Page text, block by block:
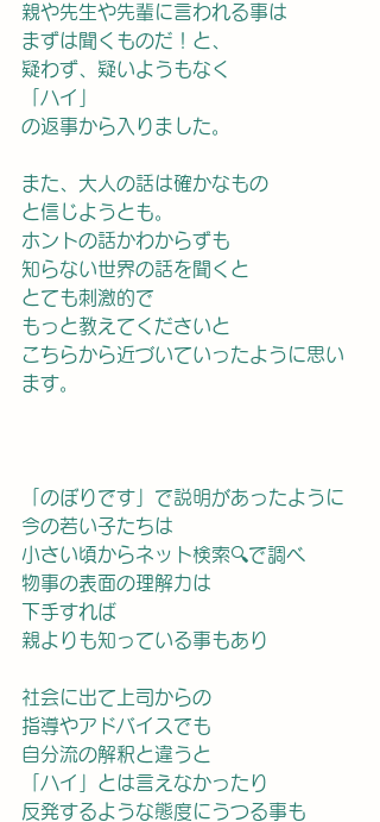
親や先生や先輩に言われる事は
まずは聞くものだ！と、
疑わず、疑いようもなく
「ハイ」
の返事から入りました。
また、大人の話は確かなもの
と信じようとも。
ホントの話かわからずも
知らない世界の話を聞くと
とても刺激的で
もっと教えてくださいと
こちらから近づいていったように思い
ます。
「のぼりです」で説明があったように
今の若い子たちは
小さい頃からネット検索🔍で調べ
物事の表面の理解力は
下手すれば
親よりも知っている事もあり
社会に出て上司からの
指導やアドバイスでも
自分流の解釈と違うと
「ハイ」とは言えなかったり
反発するような態度にうつる事も